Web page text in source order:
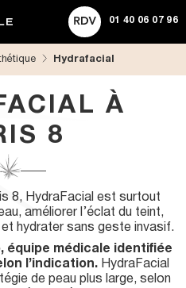
01 40 06 07 96
CARTE CADEAU
Hydrafacial
À
8
8, HydraFacial est surtout
améliorer l’éclat du teint,
hydrater sans geste invasif.
équipe médicale identifiée
l’indication.HydraFacial
de peau plus large, selon